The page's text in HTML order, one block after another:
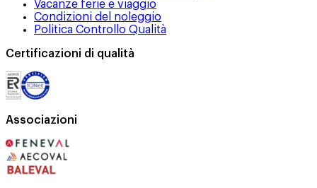
Vacanze ferie e viaggio
Condizioni del noleggio
Politica Controllo Qualità
Certificazioni di qualità
Associazioni